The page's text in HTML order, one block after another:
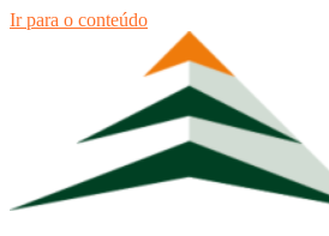
Ir para o conteúdo